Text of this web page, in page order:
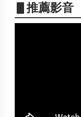
▋推薦影音